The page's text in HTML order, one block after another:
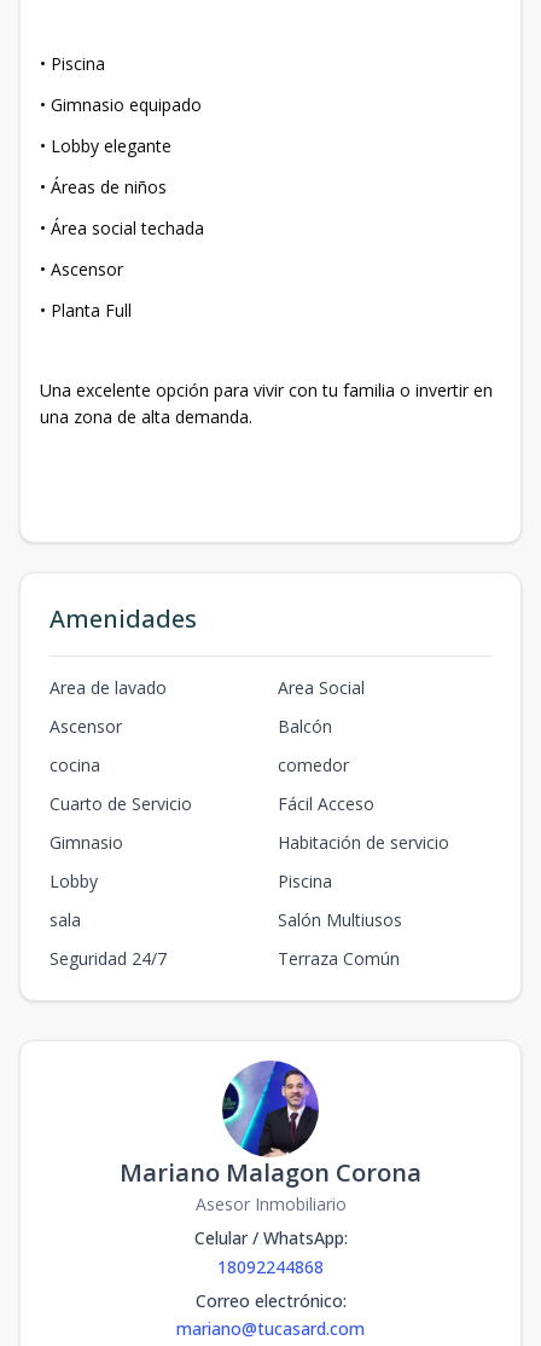
• Piscina
• Gimnasio equipado
• Lobby elegante
• Áreas de niños
• Área social techada
• ⁠Ascensor
• ⁠Planta Full
Una excelente opción para vivir con tu familia o invertir en
una zona de alta demanda.
Amenidades
Area de lavado
Area Social
Ascensor
Balcón
cocina
comedor
Cuarto de Servicio
Fácil Acceso
Gimnasio
Habitación de servicio
Lobby
Piscina
sala
Salón Multiusos
Seguridad 24/7
Terraza Común
Mariano Malagon Corona
Asesor Inmobiliario
Celular / WhatsApp:
18092244868
Correo electrónico:
mariano@tucasard.com